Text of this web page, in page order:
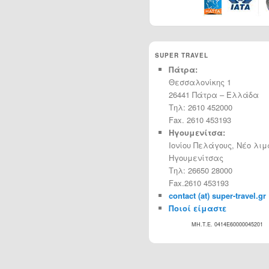
SUPER TRAVEL
Πάτρα:
Θεσσαλονίκης 1
26441 Πάτρα – Ελλάδα
Τηλ: 2610 452000
Fax. 2610 453193
Ηγουμενίτσα:
Ιονίου Πελάγους, Νέο
Ηγουμενίτσας
Τηλ: 26650 28000
Fax.2610 453193
contact (at) super-travel.gr
Ποιοί είμαστε
MH.T.E. 0414Ε60000045201